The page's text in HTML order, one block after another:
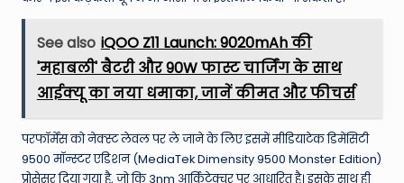
See also iQOO Z11 Launch: 9020mAh की
'महाबली' बैटरी और 90W फास्ट चार्जिंग के साथ
आईक्यू का नया धमाका, जानें कीमत और फीचर्स
परफॉर्मेंस को नेक्स्ट लेवल पर ले जाने के लिए इसमें मीडियाटेक डिमेंसिटी
9500 मॉन्स्टर एडिशन (MediaTek Dimensity 9500 Monster Edition)
प्रोसेसर दिया गया है, जो कि 3nm आर्किटेक्चर पर आधारित है। इसके साथ ही